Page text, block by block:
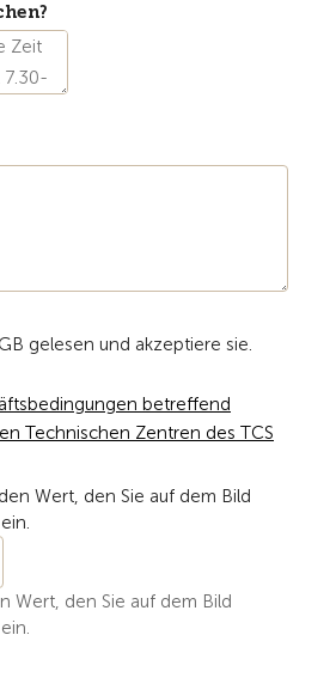
gelesen und akzeptiere sie.
betreffend
Technischen Zentren des TCS
Wert, den Sie auf dem Bild